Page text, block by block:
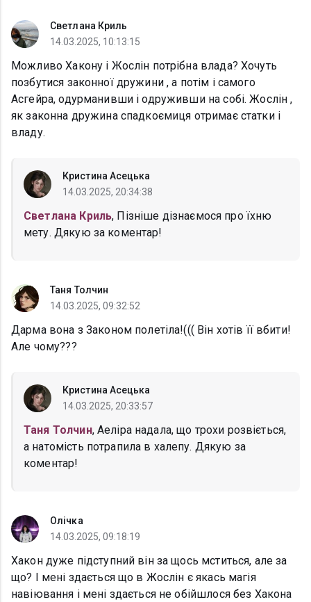
Светлана Криль
14.03.2025, 10:13:15
Можливо Хакону і Жослін потрібна влада? Хочуть
позбутися законної дружини , а потім і самого
Асгейра, одурманивши і одруживши на собі. Жослін ,
як законна дружина спадкоємиця отримає статки і
владу.
Кристина Асецька
14.03.2025, 20:34:38
Светлана Криль, Пізніше дізнаємося про їхню
мету. Дякую за коментар!
Таня Толчин
14.03.2025, 09:32:52
Дарма вона з Законом полетіла!((( Він хотів її вбити!
Але чому???
Кристина Асецька
14.03.2025, 20:33:57
Таня Толчин, Аеліра надала, що трохи розвіється,
а натомість потрапила в халепу. Дякую за
коментар!
Олічка
14.03.2025, 09:18:19
Хакон дуже підступний він за щось мститься, але за
що? І мені здається що в Жослін є якась магія
навіювання і мені здається не обійшлося без Хакона